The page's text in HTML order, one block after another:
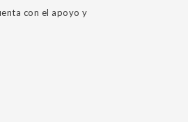
con el apoyo y